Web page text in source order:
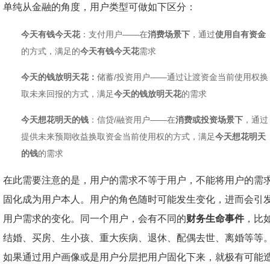
单纯从金融的角度，用户类型可做如下区分：
今天有钱今天花：支付用户——在消费场景下 ，通过使用自有资金
的方式，满足的今天有钱今天花需求
今天的钱放明天花： 储蓄/投资用户——通过让渡资金当前使用权换
取未来回报的方式，满足今天的钱放明天花的需求
今天想花明天的钱 ：信贷/融资用户——在消费或投资场景下 ，通过
提供未来预期收益换取资金当前使用权的方式，满足今天想花明天
的钱的需求
在此需要注意的是，用户的需求不等于用户，不能将用户的需
固化成为用户本人。用户的角色随时可能发生变化，进而会引
用户需求的变化。同一个用户，会有不同的财务生命事件，比
结婚、买房、生小孩、重大疾病、退休、配偶去世、离婚等等
如果通过用户画像或是用户分层把用户固化下来，就极有可能